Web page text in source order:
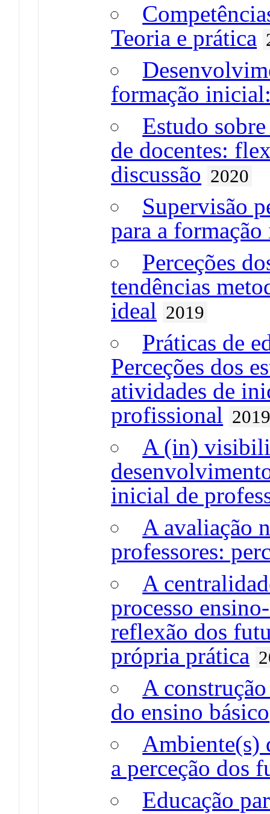
Teoria e prática
formação
Estudo
de docentes:
discussão 2020
Supervisão
para a
Perceções
tendências
ideal 2019
Práticas de
Perceções dos
atividades de
profissional
A (in)
inicial de
A avaliação
professores:
A
processo
reflexão dos
própria prática
A
do ensino básico
Ambiente(s)
a perceção dos
Educação